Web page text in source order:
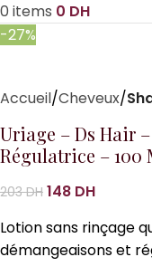
0 items 0 DH
-27%
Accueil Cheveux
Uriage – Ds Hair
Régulatrice – 100
203DH 148 DH
Lotion sans rinçage
démangeaisons et